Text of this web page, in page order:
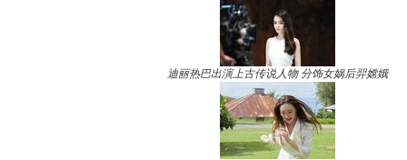
迪丽热巴出演上古传说人物 分饰女娲后羿嫦娥